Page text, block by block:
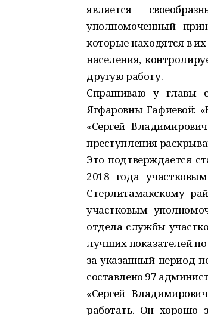
является
уполномоченный
которые находятся в
населения,
другую работу.
Спрашиваю у главы
Ягфаровны Гафиевой:
«Сергей
преступления
Это подтверждается
2018 года
Стерлитамакскому
участковым
отдела службы
лучших показателей
за указанный период
составлено 97
«Сергей
работать. Он хорошо